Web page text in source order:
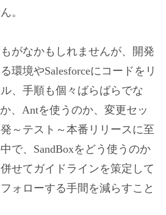
。
がなかもしれませんが、開発
環境やSalesforceにコードをリ
、手順も個々ばらばらでな
、Antを使うのか、変更セッ
～テスト～本番リリースに至
で、SandBoxをどう使うのか
せてガイドラインを策定して
ォローする手間を減らすこと